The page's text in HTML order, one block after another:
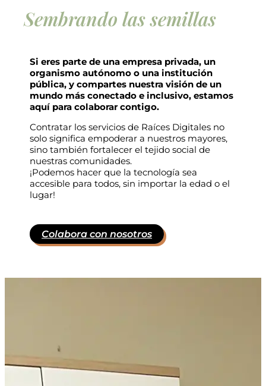
Sembrando las semillas
Si eres parte de una empresa privada, un
organismo autónomo o una institución
pública, y compartes nuestra visión de un
mundo más conectado e inclusivo, estamos
aquí para colaborar contigo.
Contratar los servicios de Raíces Digitales no
solo significa empoderar a nuestros mayores,
sino también fortalecer el tejido social de
nuestras comunidades.
¡Podemos hacer que la tecnología sea
accesible para todos, sin importar la edad o el
lugar!
Colabora con nosotros